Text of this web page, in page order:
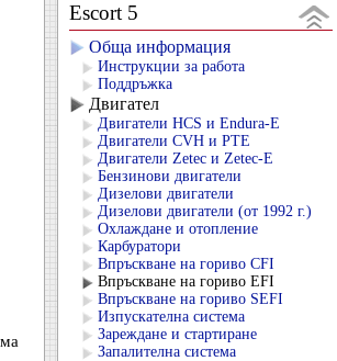
Escort 5
Обща информация
Инструкции за работа
Поддръжка
Двигател
Двигатели HCS и Endura-E
Двигатели CVH и PTE
Двигатели Zetec и Zetec-E
Бензинови двигатели
Дизелови двигатели
Дизелови двигатели (от 1992 г.)
Охлаждане и отопление
Карбуратори
Впръскване на гориво CFI
Впръскване на гориво EFI
Впръскване на гориво SEFI
Изпускателна система
Зареждане и стартиране
Запалителна система